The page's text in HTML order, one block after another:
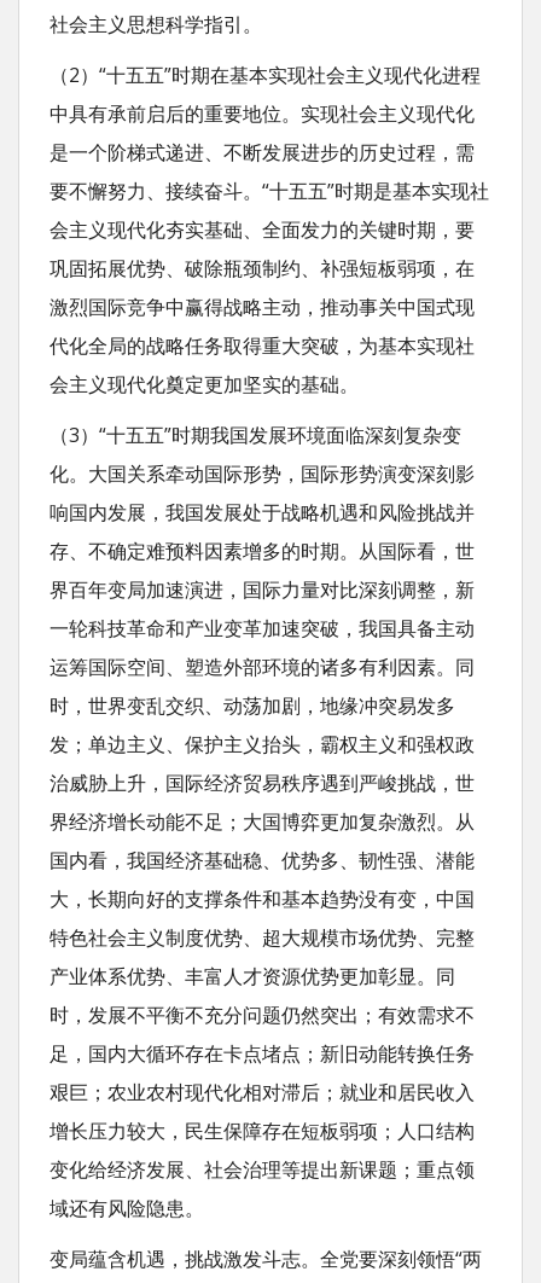
社会主义思想科学指引。
（2）“十五五”时期在基本实现社会主义现代化进程
中具有承前启后的重要地位。实现社会主义现代化
是一个阶梯式递进、不断发展进步的历史过程，需
要不懈努力、接续奋斗。“十五五”时期是基本实现社
会主义现代化夯实基础、全面发力的关键时期，要
巩固拓展优势、破除瓶颈制约、补强短板弱项，在
激烈国际竞争中赢得战略主动，推动事关中国式现
代化全局的战略任务取得重大突破，为基本实现社
会主义现代化奠定更加坚实的基础。
（3）“十五五”时期我国发展环境面临深刻复杂变
化。大国关系牵动国际形势，国际形势演变深刻影
响国内发展，我国发展处于战略机遇和风险挑战并
存、不确定难预料因素增多的时期。从国际看，世
界百年变局加速演进，国际力量对比深刻调整，新
一轮科技革命和产业变革加速突破，我国具备主动
运筹国际空间、塑造外部环境的诸多有利因素。同
时，世界变乱交织、动荡加剧，地缘冲突易发多
发；单边主义、保护主义抬头，霸权主义和强权政
治威胁上升，国际经济贸易秩序遇到严峻挑战，世
界经济增长动能不足；大国博弈更加复杂激烈。从
国内看，我国经济基础稳、优势多、韧性强、潜能
大，长期向好的支撑条件和基本趋势没有变，中国
特色社会主义制度优势、超大规模市场优势、完整
产业体系优势、丰富人才资源优势更加彰显。同
时，发展不平衡不充分问题仍然突出；有效需求不
足，国内大循环存在卡点堵点；新旧动能转换任务
艰巨；农业农村现代化相对滞后；就业和居民收入
增长压力较大，民生保障存在短板弱项；人口结构
变化给经济发展、社会治理等提出新课题；重点领
域还有风险隐患。
变局蕴含机遇，挑战激发斗志。全党要深刻领悟“两